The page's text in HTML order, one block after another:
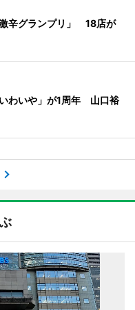
辛グランプリ」 18店が
わいや」が1周年 山口裕